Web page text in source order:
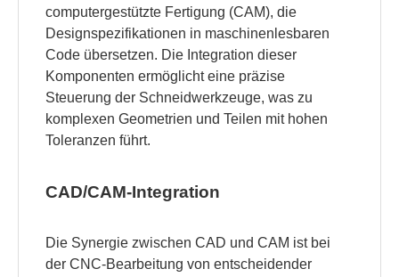
computergestützte Fertigung (CAM), die
Designspezifikationen in maschinenlesbaren
Code übersetzen. Die Integration dieser
Komponenten ermöglicht eine präzise
Steuerung der Schneidwerkzeuge, was zu
komplexen Geometrien und Teilen mit hohen
Toleranzen führt.
CAD/CAM-Integration
Die Synergie zwischen CAD und CAM ist bei
der CNC-Bearbeitung von entscheidender